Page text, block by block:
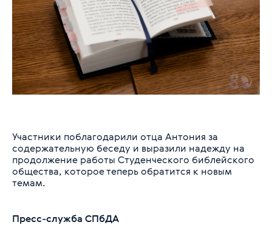
Участники поблагодарили отца Антония за
содержательную беседу и выразили надежду на
продолжение работы Студенческого библейского
общества, которое теперь обратится к новым
темам.
Пресс-служба СПбДА